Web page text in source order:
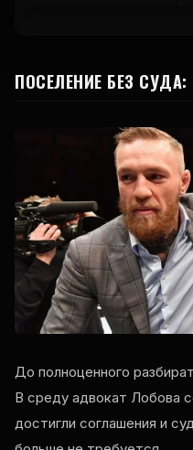
ПОСЕЛЕНИЕ БЕЗ
До полноценного
В среду адвокат Лобова
достигли соглашения и